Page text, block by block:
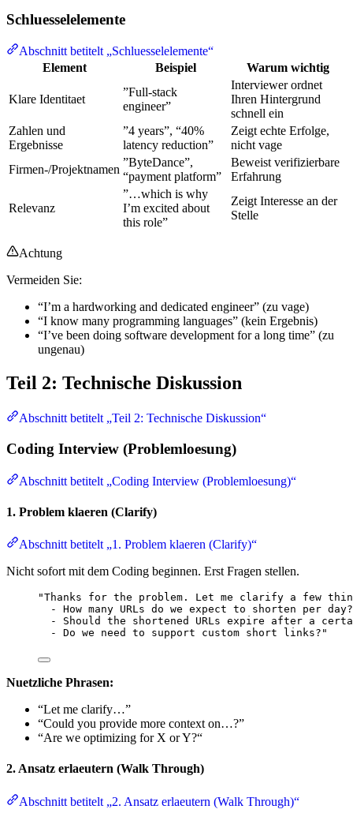
Schluesselelemente
Abschnitt betitelt „Schluesselelemente“
Element
Beispiel Warum wichtig
Klare Identitaet
”Full-stack
engineer”
Interviewer ordnet
Ihren Hintergrund
schnell ein
Zahlen und
Ergebnisse
”4 years”, “40%
latency reduction”
Zeigt echte Erfolge,
nicht vage
Firmen-/Projektnamen
”ByteDance”,
“payment platform”
Beweist verifizierbare
Erfahrung
Relevanz
”…which is why
I’m excited about
this role”
Zeigt Interesse an der
Stelle
Achtung
Vermeiden Sie:
“I’m a hardworking and dedicated engineer” (zu vage)
“I know many programming languages” (kein Ergebnis)
“I’ve been doing software development for a long time” (zu
ungenau)
Teil 2: Technische Diskussion
Abschnitt betitelt „Teil 2: Technische Diskussion“
Coding Interview (Problemloesung)
Abschnitt betitelt „Coding Interview (Problemloesung)“
1. Problem klaeren (Clarify)
Abschnitt betitelt „1. Problem klaeren (Clarify)“
Nicht sofort mit dem Coding beginnen. Erst Fragen stellen.
"Thanks for the problem. Let me clarify a few
- How many URLs do we expect to shorten per day?
- Should the shortened URLs expire after a
- Do we need to support custom short links?"
Nuetzliche Phrasen:
“Let me clarify…”
“Could you provide more context on…?”
“Are we optimizing for X or Y?“
2. Ansatz erlaeutern (Walk Through)
Abschnitt betitelt „2. Ansatz erlaeutern (Walk Through)“